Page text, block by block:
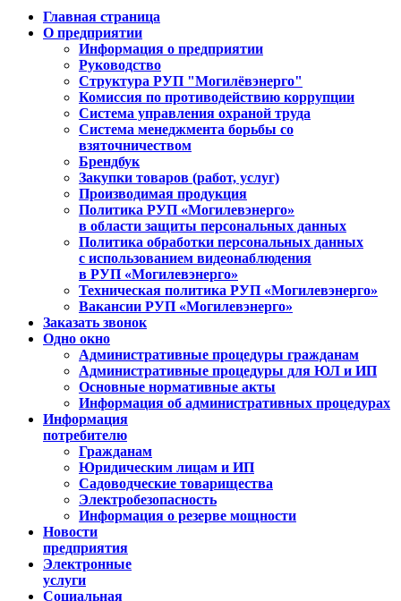
Главная страница
О предприятии
Информация о предприятии
Руководство
Структура РУП "Могилёвэнерго"
Комиссия по противодействию коррупции
Система управления охраной труда
Система менеджмента борьбы со
взяточничеством
Брендбук
Закупки товаров (работ, услуг)
Производимая продукция
Политика РУП «Могилевэнерго»
в области защиты персональных данных
Политика обработки персональных данных
с использованием видеонаблюдения
в РУП «Могилевэнерго»
Техническая политика РУП «Могилевэнерго»
Вакансии РУП «Могилевэнерго»
Заказать звонок
Одно окно
Административные процедуры гражданам
Административные процедуры для ЮЛ и ИП
Основные нормативные акты
Информация об административных процедурах
Информация
потребителю
Гражданам
Юридическим лицам и ИП
Садоводческие товарищества
Электробезопасность
Информация о резерве мощности
Новости
предприятия
Электронные
услуги
Социальная